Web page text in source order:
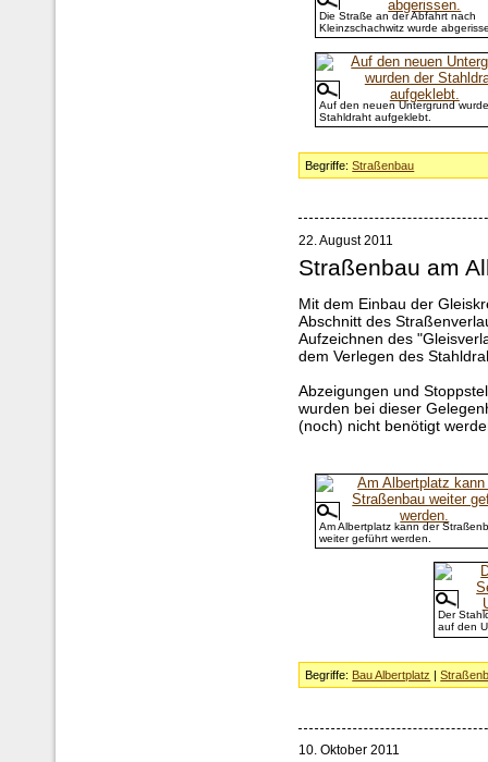
Die Straße an der Abfahrt nach
Kleinzschachwitz wurde
Auf den neuen Untergrund
Stahldraht aufgeklebt.
Begriffe:Straßenbau
22. August 2011
Straßenbau am
Mit dem Einbau der
Abschnitt des
Aufzeichnen des
dem Verlegen des
Abzeigungen und
wurden bei dieser
(noch) nicht benötigt
Am Albertplatz kann der
weiter geführt werden.
Der
auf den
Begriffe: Bau Albertplatz |
10. Oktober 2011